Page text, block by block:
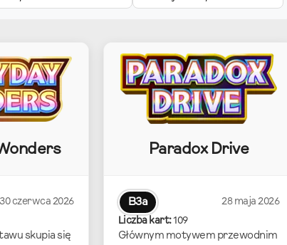
30 czerwca 2026
skupia się
Paradox Drive
B3a
28 maja 2026
Liczba kart:109
Głównym motywem przewodnim